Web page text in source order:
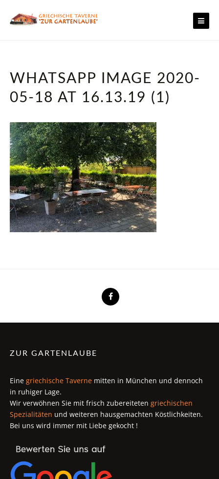
WHATSAPP IMAGE 2020-
05-18 AT 16.13.19 (1)
ZUR GARTENLAUBE
Eine griechische Taverne mitten in München und dennoch
in ruhiger Lage.
Wir verwöhnen Sie mit frisch zubereiteten griechischen
Spezialitäten und weiteren hausgemachten Köstlichkeiten.
Bei uns wird immer mit Liebe gekocht !